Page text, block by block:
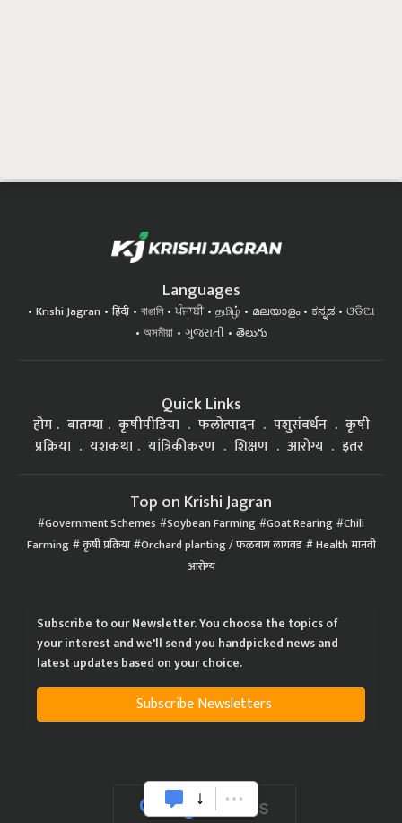
Languages
Krishi Jagran हिंदी বাঙালি ਪੰਜਾਬੀ தமிழ் മലയാളം ಕನ್ನಡ
ଓଡିଆ
অসমীয়া
ગુજરાતી తెలుగు
Quick Links
होम बातम्या कृषीपीडिया फलोत्पादन पशुसंवर्धन
कृषी
प्रक्रिया
यशकथा यांत्रिकीकरण शिक्षण आरोग्य इतर
Top on Krishi Jagran
Government Schemes Soybean Farming Goat Rearing Chili
Farming कृषी प्रक्रिया Orchard planting / फळबाग लागवड Health मानवी
आरोग्य
Subscribe to our Newsletter. You choose the topics of
your interest and we'll send you handpicked news and
latest updates based on your choice.
Subscribe Newsletters